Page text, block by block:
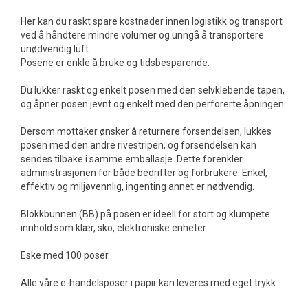
Her kan du raskt spare kostnader innen logistikk og transport
ved å håndtere mindre volumer og unngå å transportere
unødvendig luft.
Posene er enkle å bruke og tidsbesparende.
Du lukker raskt og enkelt posen med den selvklebende tapen,
og åpner posen jevnt og enkelt med den perforerte åpningen.
Dersom mottaker ønsker å returnere forsendelsen, lukkes
posen med den andre rivestripen, og forsendelsen kan
sendes tilbake i samme emballasje. Dette forenkler
administrasjonen for både bedrifter og forbrukere. Enkel,
effektiv og miljøvennlig, ingenting annet er nødvendig.
Blokkbunnen (BB) på posen er ideell for stort og klumpete
innhold som klær, sko, elektroniske enheter.
Eske med 100 poser.
Alle våre e-handelsposer i papir kan leveres med eget trykk